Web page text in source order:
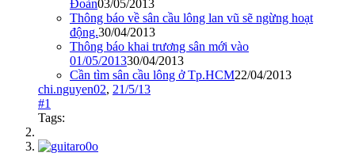
Đoàn03/05/2013
Thông báo về sân cầu lông lan vũ sẽ ngừng hoạt
động.30/04/2013
Thông báo khai trương sân mới vào
01/05/201330/04/2013
Cần tìm sân cầu lông ở Tp.HCM22/04/2013
chi.nguyen02, 21/5/13
#1
Tags: